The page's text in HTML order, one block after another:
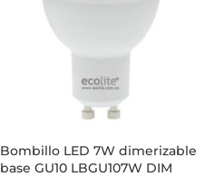
Bombillo LED 7W dimerizable
base GU10 LBGU107W DIM